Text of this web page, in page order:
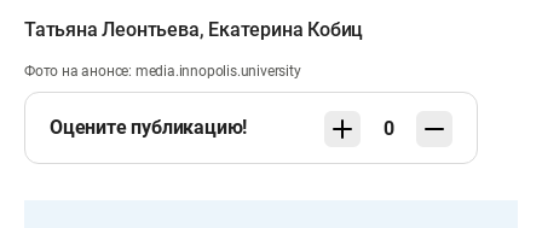
Татьяна Леонтьева, Екатерина Кобиц
Фото на анонсе: media.innopolis.university
Оцените публикацию! 0